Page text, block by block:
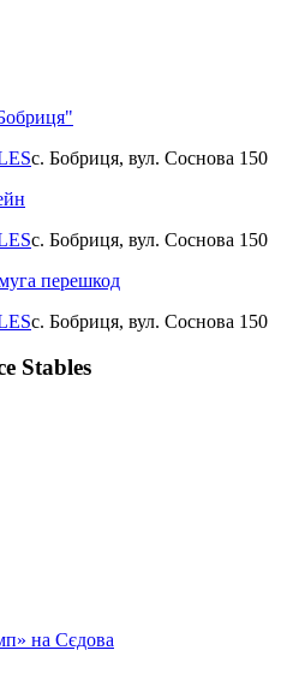
с. Бобриця, вул. Соснова 150
с. Бобриця, вул. Соснова 150
перешкод
с. Бобриця, вул. Соснова 150
Stables
на Сєдова